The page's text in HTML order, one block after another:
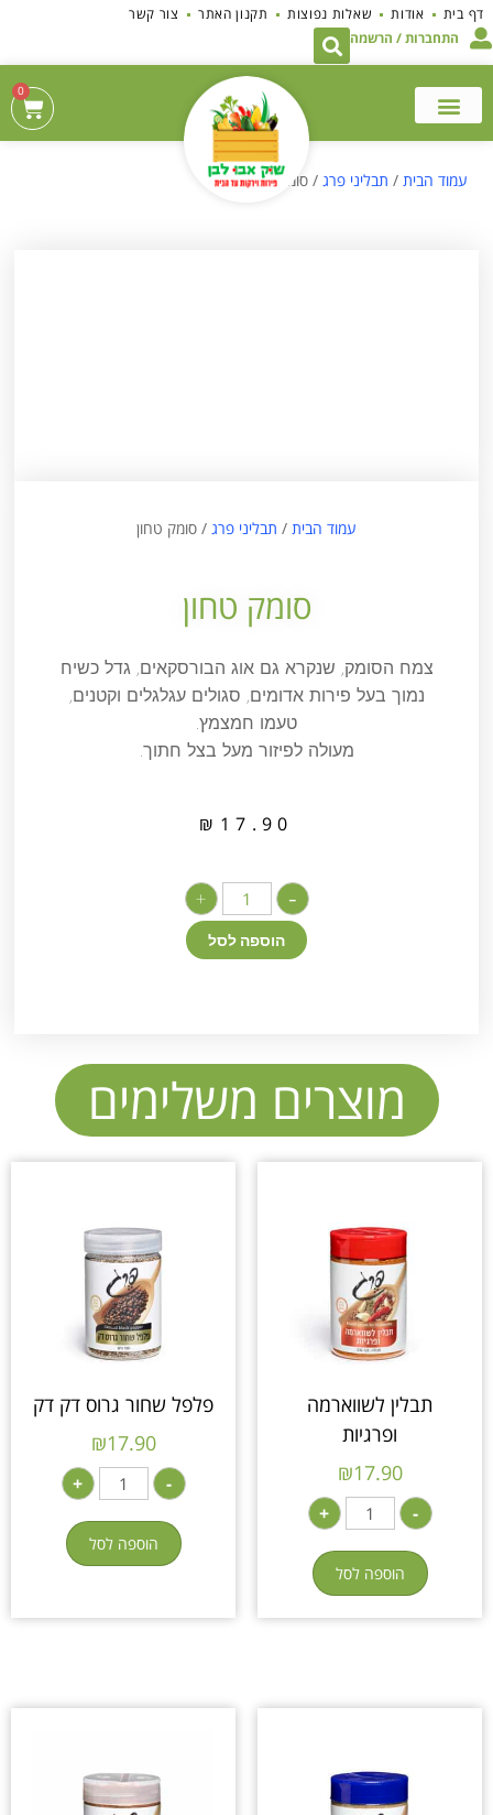
לתוכן
דף בית אודות שאלות נפוצות תקנון האתר
צור קשר
התחברות / הרשמה
0
עמוד הבית / תבליני פרג / סומק טחון
עמוד הבית / תבליני פרג / סומק טחון
סומק טחון
צמח הסומק, שנקרא גם אוג הבורסקאים, גדל כשיח
נמוך בעל פירות אדומים, סגולים עגלגלים וקטנים,
טעמו חמצמץ.
מעולה לפיזור מעל בצל חתוך.
₪ 17.90
-
+
הוספה לסל
מוצרים משלימים
תבלין לשווארמה
ופרגיות
₪17.90
-
+
הוספה לסל
פלפל שחור גרוס דק דק
₪17.90
-
+
הוספה לסל